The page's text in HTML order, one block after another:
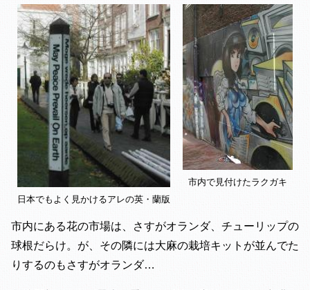
日本でもよく見かけるアレの英・蘭版
市内で見付けたラクガキ
市内にある花の市場は、さすがオランダ、チューリップの
球根だらけ。が、その隣には大麻の栽培キットが並んでた
りするのもさすがオランダ…